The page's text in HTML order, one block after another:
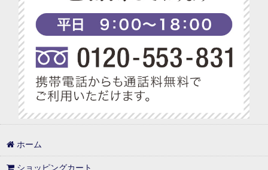
ホーム
ショッピングカート